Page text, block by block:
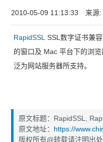
2010-05-09 11:13:33 来源:
RapidSSL SSL数字证书兼
的窗口及 Mac 平台下的浏览
泛为网站服务器所支持。
原文标题：RapidSSL,
原文地址： https://
版权所有@转载请注明出